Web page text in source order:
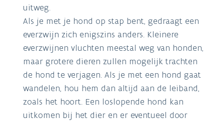
uitweg.
Als je met je hond op stap bent, gedraagt een
everzwijn zich enigszins anders. Kleinere
everzwijnen vluchten meestal weg van honden,
maar grotere dieren zullen mogelijk trachten
de hond te verjagen. Als je met een hond gaat
wandelen, hou hem dan altijd aan de leiband,
zoals het hoort. Een loslopende hond kan
uitkomen bij het dier en er eventueel door